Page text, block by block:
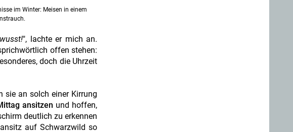
im Winter: Meisen in einem
", lachte er mich an.
offen stehen:
doch die Uhrzeit
sie an solch einer Kirrung
ansitzen und hoffen,
deutlich zu erkennen
auf Schwarzwild so